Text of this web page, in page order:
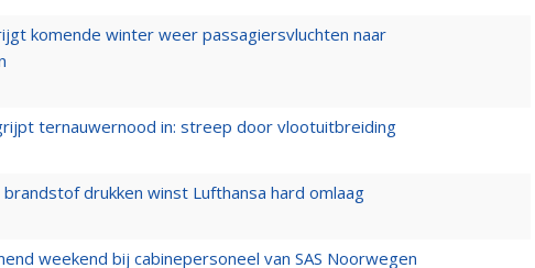
komende winter weer passagiersvluchten naar
ternauwernood in: streep door vlootuitbreiding
brandstof drukken winst Lufthansa hard omlaag
weekend bij cabinepersoneel van SAS Noorwegen